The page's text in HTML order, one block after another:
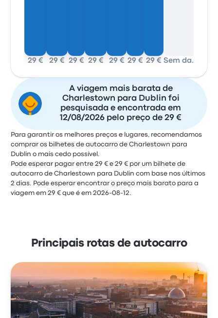
29 € 29 € 29 € 29 € 29 € 29 € 29 € Sem dados
A viagem mais barata de
Charlestown para Dublin foi
pesquisada e encontrada em
12/08/2026 pelo preço de 29 €
Para garantir os melhores preços e lugares, recomendamos
comprar os bilhetes de autocarro de Charlestown para
Dublin o mais cedo possível.
Pode esperar pagar entre 29 € e 29 € por um bilhete de
autocarro de Charlestown para Dublin com base nos últimos
2 dias. Pode esperar encontrar o preço mais barato para a
viagem em 29 € que é em 2026-08-12.
Principais rotas de autocarro